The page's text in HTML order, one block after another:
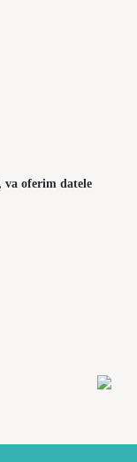
oferim datele